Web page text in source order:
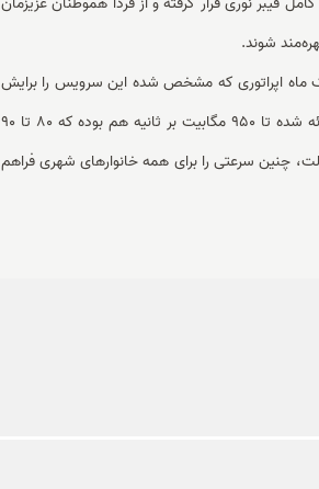
شوند.
ماه اپراتوری که مشخص شده این سرویس را برایش
فراهم می‌کند. سرعت‌هایی که در قالب این طرح به مردم عزیزمان در این استان ارائه شده تا 950 مگابیت بر ثانیه هم بوده که 80 تا 90
چنین سرعتی را برای همه خانوارهای شهری فراهم